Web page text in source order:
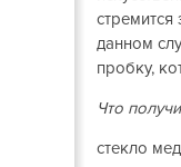
стремится
данном
пробку,
Что
стекло